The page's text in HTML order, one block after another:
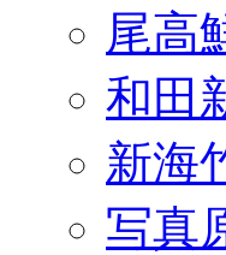
尾高
和田
新海
写真